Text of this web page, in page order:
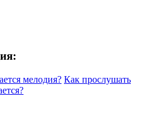
мелодия? Как прослушать